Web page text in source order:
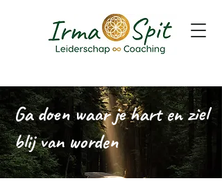
Ga doen waar je hart en ziel
blij van worden